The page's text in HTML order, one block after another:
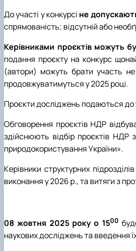
До участі у конкурсі не
спрямованість; відсутній або
Керівниками проєктів можуть
подання проєкту на конкурс
(автори) можуть брати участь
продовжуватимуться у 2025 році.
Проєкти досліджень подаються до
Обговорення проєктів НДР
здійснюють відбір проєктів НДР
природокористування України».
Керівники структурних підрозділів
виконання у 2026 р., та витяги з
08 жовтня 2025 року о 1500
наукових досліджень та введення